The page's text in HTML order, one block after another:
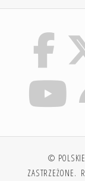
©
ZASTRZEŻONE.